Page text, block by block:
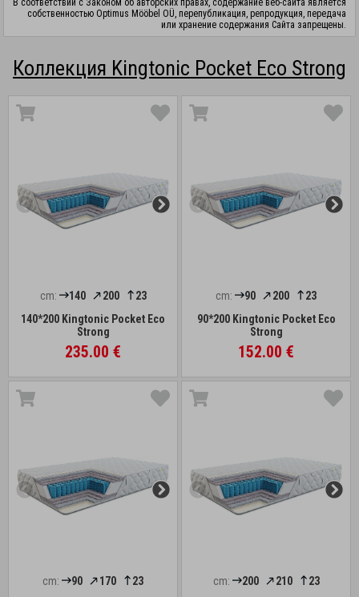
В соответствии с Законом об авторских правах, содержание веб-сайта является
собственностью Optimus Mööbel OÜ, перепубликация, репродукция, передача
или хранение содержания Сайта запрещены.
Коллекция Kingtonic Pocket Eco Strong
cm: 140 200
23
140*200 Kingtonic Pocket Eco
Strong
235.00 €
cm: 90 200
23
90*200 Kingtonic Pocket Eco
Strong
152.00 €
cm: 90 170
23
cm: 200 210
23